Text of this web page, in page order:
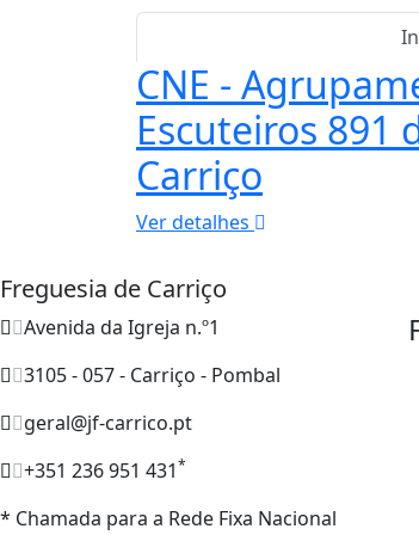
CNE -
Escuteiros 891
Carriço
Ver detalhes
Freguesia de Carriço
Avenida da Igreja n.º1
3105 - 057 - Carriço - Pombal
geral@jf-carrico.pt
+351 236 951 431*
* Chamada para a Rede Fixa Nacional